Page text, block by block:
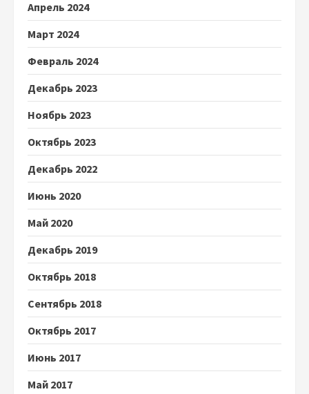
Апрель 2024
Март 2024
Февраль 2024
Декабрь 2023
Ноябрь 2023
Октябрь 2023
Декабрь 2022
Июнь 2020
Май 2020
Декабрь 2019
Октябрь 2018
Сентябрь 2018
Октябрь 2017
Июнь 2017
Май 2017